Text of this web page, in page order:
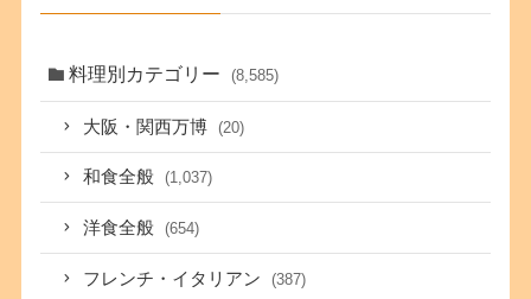
料理別カテゴリー (8,585)
大阪・関西万博 (20)
和食全般 (1,037)
洋食全般 (654)
フレンチ・イタリアン (387)